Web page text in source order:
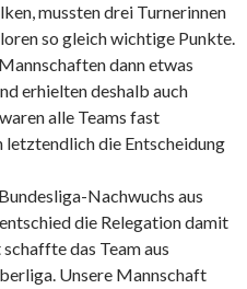
mussten drei Turnerinnen
so gleich wichtige Punkte.
dann etwas
erhielten deshalb auch
alle Teams fast
die Entscheidung
Nachwuchs aus
die Relegation damit
das Team aus
Unsere Mannschaft